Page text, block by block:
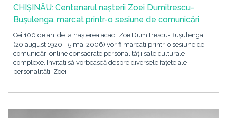
CHIȘINĂU: Centenarul nașterii Zoei Dumitrescu-
Bușulenga, marcat printr-o sesiune de comunicări
Cei 100 de ani de la nașterea acad. Zoe Dumitrescu-Bușulenga
(20 august 1920 - 5 mai 2006) vor fi marcați printr-o sesiune de
comunicări online consacrate personalității sale culturale
complexe. Invitați să vorbească despre diversele fațete ale
personalității Zoei